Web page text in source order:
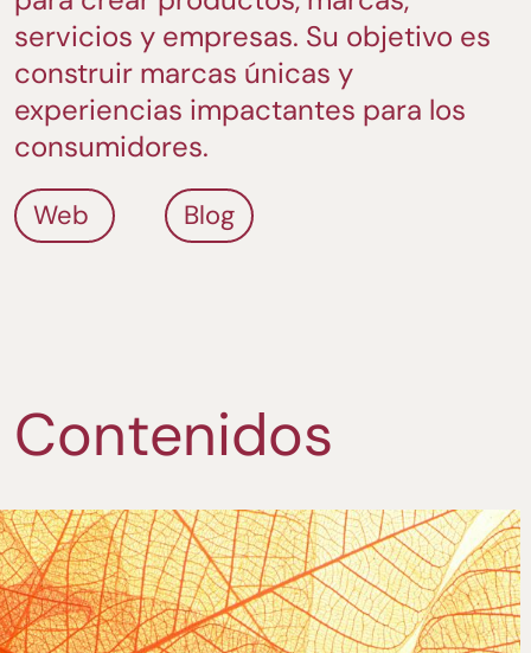
servicios y empresas. Su objetivo es
construir marcas únicas y
experiencias impactantes para los
consumidores.
Web Blog
Contenidos